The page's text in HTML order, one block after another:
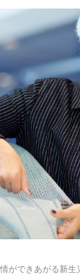
ができあがる新生